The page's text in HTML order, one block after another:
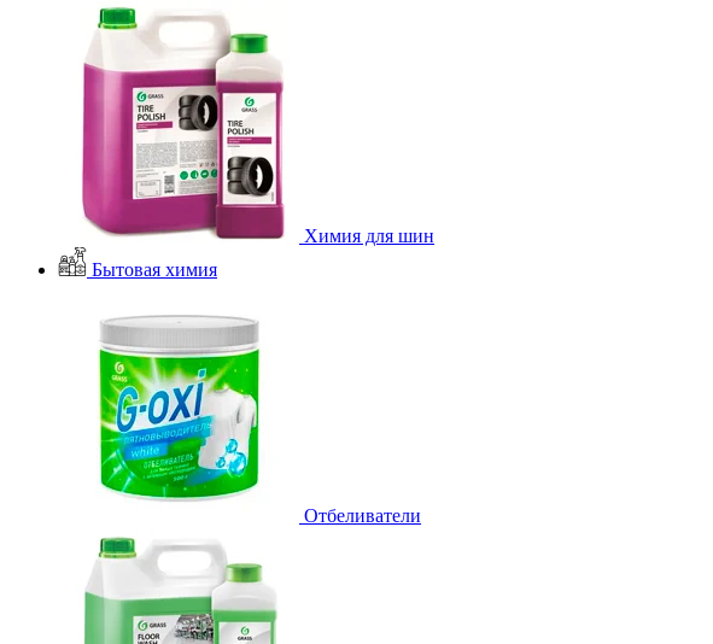
Химия для шин
Бытовая химия
Отбеливатели